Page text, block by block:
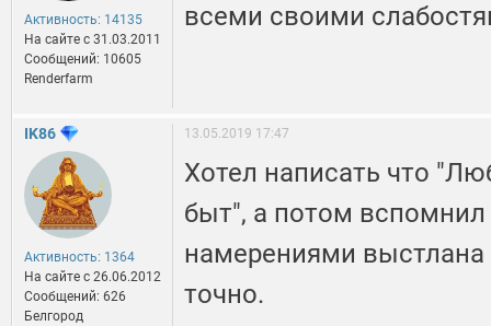
Активность: 14135
На сайте c 31.03.2011
Сообщений: 10605
Renderfarm
всеми своими
IK86
Активность: 1364
На сайте c 26.06.2012
Сообщений: 626
Белгород
13.05.2019 17:47
Хотел написать что
быт", а потом
намерениями выстлана
точно.